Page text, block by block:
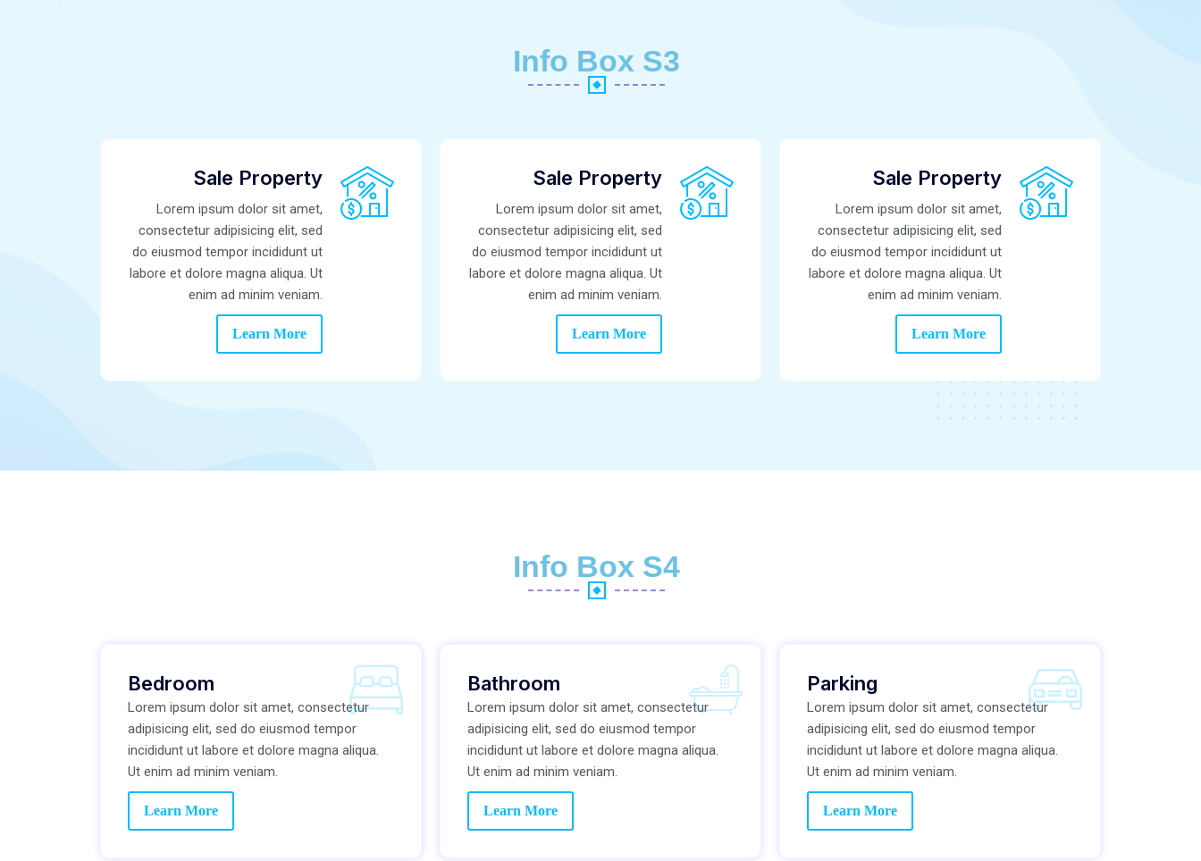
Info Box S3
Sale Property
Lorem ipsum dolor sit amet,
consectetur adipisicing elit, sed
do eiusmod tempor incididunt ut
labore et dolore magna aliqua. Ut
enim ad minim veniam.
Learn More
Sale Property
Lorem ipsum dolor sit amet,
consectetur adipisicing elit, sed
do eiusmod tempor incididunt ut
labore et dolore magna aliqua. Ut
enim ad minim veniam.
Learn More
Sale Property
Lorem ipsum dolor sit amet,
consectetur adipisicing elit, sed
do eiusmod tempor incididunt ut
labore et dolore magna aliqua. Ut
enim ad minim veniam.
Learn More
Info Box S4
Bedroom
Lorem ipsum dolor sit amet, consectetur
adipisicing elit, sed do eiusmod tempor
incididunt ut labore et dolore magna aliqua.
Ut enim ad minim veniam.
Learn More
Bathroom
Lorem ipsum dolor sit amet, consectetur
adipisicing elit, sed do eiusmod tempor
incididunt ut labore et dolore magna aliqua.
Ut enim ad minim veniam.
Learn More
Parking
Lorem ipsum dolor sit amet, consectetur
adipisicing elit, sed do eiusmod tempor
incididunt ut labore et dolore magna aliqua.
Ut enim ad minim veniam.
Learn More